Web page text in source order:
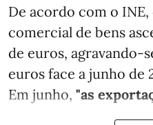
De acordo com o
comercial de bens
de euros, agravando-
euros face a junho de
Em junho, "as